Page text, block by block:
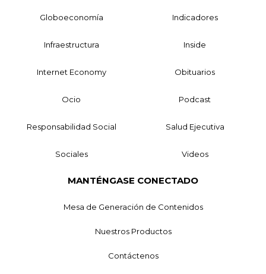
Globoeconomía Indicadores
Infraestructura Inside
Internet Economy Obituarios
Ocio Podcast
Responsabilidad Social Salud Ejecutiva
Sociales Videos
MANTÉNGASE CONECTADO
Mesa de Generación de Contenidos
Nuestros Productos
Contáctenos